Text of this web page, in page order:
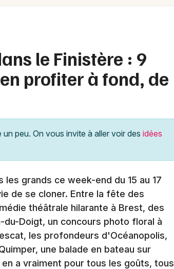
& loisirs
des sorties
en tournée
le Finistère : 9
profiter à fond, de
peu. On vous invite à aller voir des idées
grands ce week-end du 15 au 17
de se cloner. Entre la fête des
théâtrale hilarante à Brest, des
Doigt, un concours photo floral à
les profondeurs d'Océanopolis,
une balade en bateau sur
a vraiment pour tous les goûts, tous